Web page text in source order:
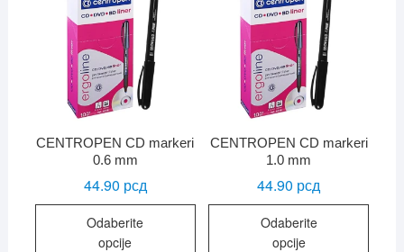
CENTROPEN CD markeri
0.6 mm
44.90 рсд
Odaberite
opcije
Ovaj
CENTROPEN CD markeri
1.0 mm
44.90 рсд
Odaberite
opcije
Ovaj